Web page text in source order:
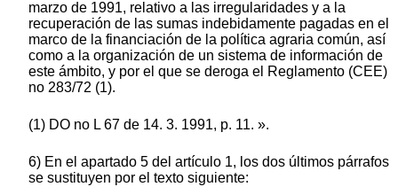
marzo de 1991, relativo a las irregularidades y a la
recuperación de las sumas indebidamente pagadas en el
marco de la financiación de la política agraria común, así
como a la organización de un sistema de información de
este ámbito, y por el que se deroga el Reglamento (CEE)
no 283/72 (1).
(1) DO no L 67 de 14. 3. 1991, p. 11. ».
6) En el apartado 5 del artículo 1, los dos últimos párrafos
se sustituyen por el texto siguiente: